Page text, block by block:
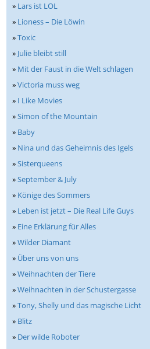
» Lars ist LOL
» Lioness – Die Löwin
»Toxic
» Julie bleibt still
» Mit der Faust in die Welt schlagen
»Victoria muss weg
» I Like Movies
»Simon of the Mountain
» Baby
» Nina und das Geheimnis des Igels
»Sisterqueens
»September & July
» Könige des Sommers
» Leben ist jetzt – Die Real Life Guys
» Eine Erklärung für Alles
»Wilder Diamant
» Über uns von uns
»Weihnachten der Tiere
»Weihnachten in der Schustergasse
»Tony, Shelly und das magische Licht
» Blitz
» Der wilde Roboter